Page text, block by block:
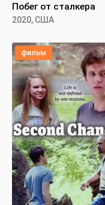
Побег от сталкера
2020, США
фильм